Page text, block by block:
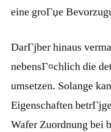
eine groГџe
DarГјber hinaus
nebensГ¤chlich die
umsetzen. Solange
Eigenschaften
Wafer Zuordnung bei